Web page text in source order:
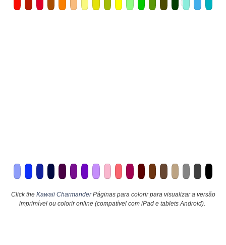
Click the Kawaii CharmanderPáginas para colorir para visualizar a versão
imprimível ou colorir online (compatível com iPad e tablets Android).